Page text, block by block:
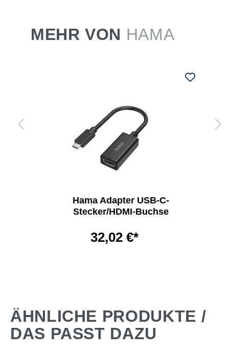
MEHR VON HAMA
Hama Adapter USB-C-
Stecker/HDMI-Buchse
32,02 €*
ÄHNLICHE PRODUKTE /
DAS PASST DAZU